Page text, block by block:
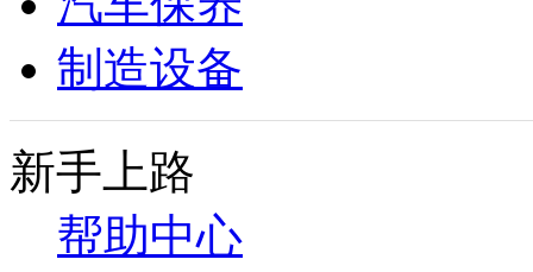
制造设备
新手上路
帮助中心